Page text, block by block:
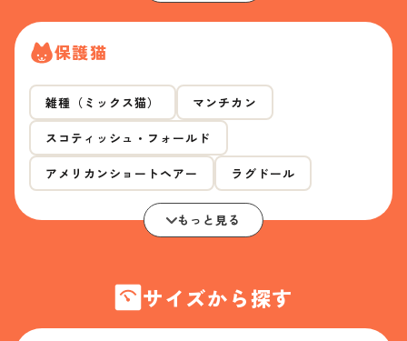
保護猫
雑種（ミックス猫） マンチカン
スコティッシュ・フォールド
アメリカンショートヘアー ラグドール
もっと見る
サイズから探す